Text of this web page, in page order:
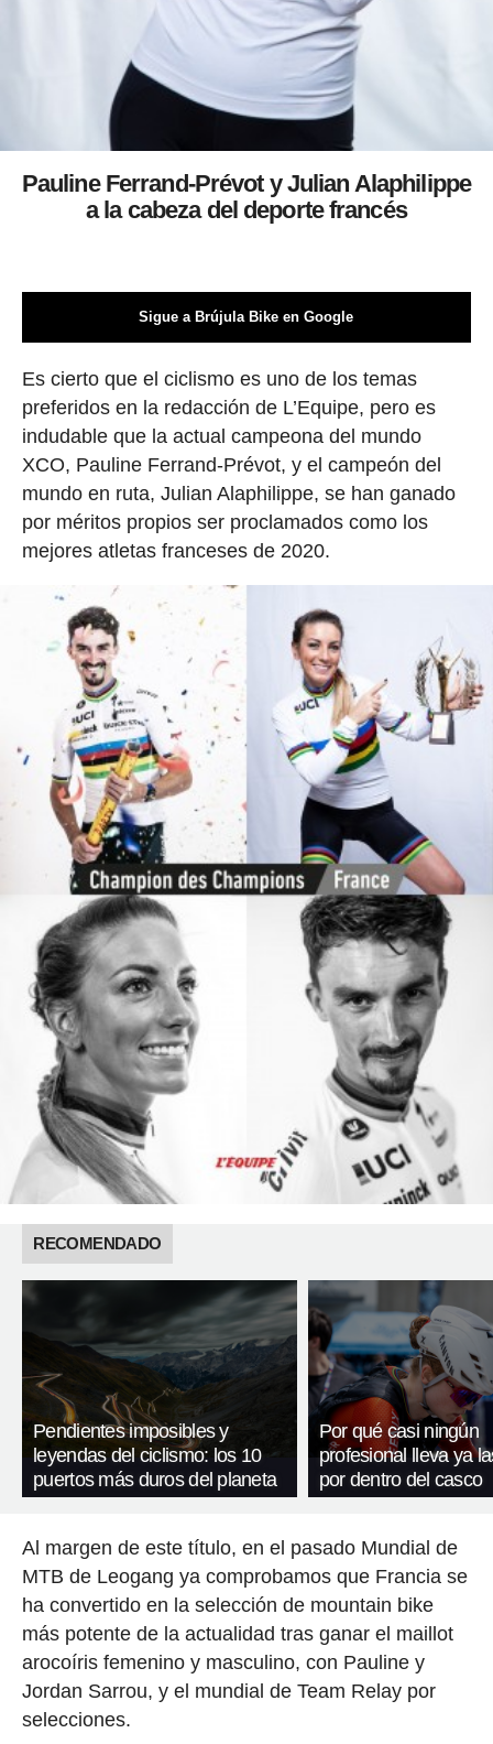
Pauline Ferrand-Prévot y Julian Alaphilippe
a la cabeza del deporte francés
Sigue a Brújula Bike en Google
Es cierto que el ciclismo es uno de los temas
preferidos en la redacción de L’Equipe, pero es
indudable que la actual campeona del mundo
XCO, Pauline Ferrand-Prévot, y el campeón del
mundo en ruta, Julian Alaphilippe, se han ganado
por méritos propios ser proclamados como los
mejores atletas franceses de 2020.
RECOMENDADO
Pendientes imposibles y
leyendas del ciclismo: los 10
puertos más duros del planeta
Por qué casi ningún
profesional lleva ya
por dentro del casco
Al margen de este título, en el pasado Mundial de
MTB de Leogang ya comprobamos que Francia se
ha convertido en la selección de mountain bike
más potente de la actualidad tras ganar el maillot
arocoíris femenino y masculino, con Pauline y
Jordan Sarrou, y el mundial de Team Relay por
selecciones.